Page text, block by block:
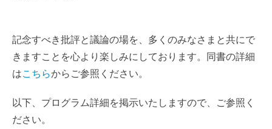
記念すべき批評と議論の場を、多くのみなさまと共にで
きますことを心より楽しみにしております。同書の詳細
はこちらからご参照ください。
以下、プログラム詳細を掲示いたしますので、ご参照く
ださい。